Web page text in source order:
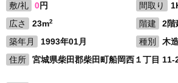
敷/礼
0円 間取り
広さ
23m2 階建
2階
築年月
1993年01月 種別
木
住所
宮城県柴田郡柴田町船岡西１丁目 11-